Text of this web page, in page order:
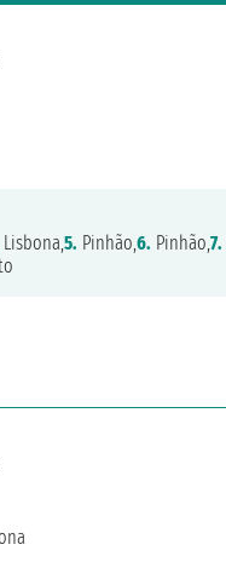
Lisbona,5. Pinhão,6. Pinhão,7.